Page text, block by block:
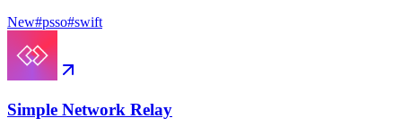
New#psso#swift
Simple Network Relay